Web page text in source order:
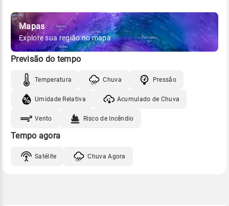
Mapas
Explore sua região no mapa
Previsão do tempo
Temperatura Chuva Pressão
Umidade Relativa Acumulado de Chuva
Vento Risco de Incêndio
Tempo agora
Satélite Chuva Agora